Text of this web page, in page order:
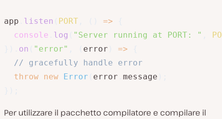
app listen PORT =>
console
log "Server running at PORT: "
on "error" error =>
// gracefully handle error
throw new Error error message
Per utilizzare il pacchetto compilatore e compilare il